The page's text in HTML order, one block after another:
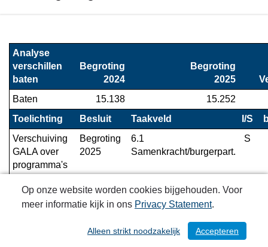
naar
navigatie
Financieel
overzicht
programma
Toelichting
van
verschillen
Analyse
verschillen
baten
Begroting
2024
Begroting
2025
Baten
15.138
15.252
Toelichting
Besluit Taakveld I/S
Verschuiving
GALA over
programma's
gewijzigde
BBV
Begroting
2025
6.1
Samenkracht/burgerpart.
S
2025
7.1 Volksgezondheid S
/ 216
Op onze website worden cookies bijgehouden. Voor
meer informatie kijk in ons Privacy Statement.
Accepteren
Alleen strikt noodzakelijk